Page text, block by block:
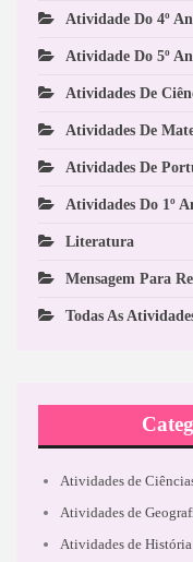
Atividade Do 4º
Atividade Do 5º
Atividades De
Atividades De
Atividades De
Atividades Do 1º
Literatura
Mensagem Para
Todas As
Atividades de
Atividades de
Atividades de História